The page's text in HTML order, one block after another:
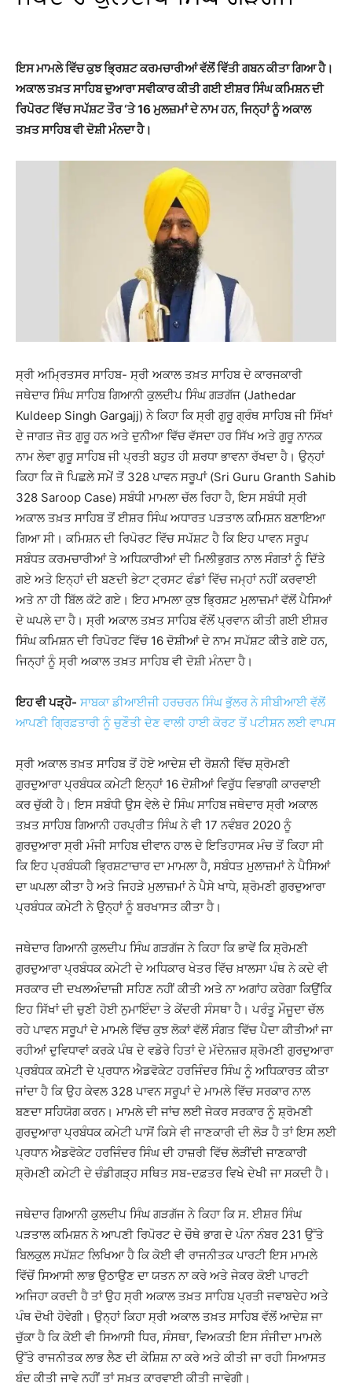
ਇਸ ਮਾਮਲੇ ਵਿੱਚ ਕੁਝ ਭ੍ਰਿਸ਼ਟ ਕਰਮਚਾਰੀਆਂ ਵੱਲੋਂ ਵਿੱਤੀ ਗਬਨ ਕੀਤਾ ਗਿਆ ਹੈ।
ਅਕਾਲ ਤਖ਼ਤ ਸਾਹਿਬ ਦੁਆਰਾ ਸਵੀਕਾਰ ਕੀਤੀ ਗਈ ਈਸ਼ਰ ਸਿੰਘ ਕਮਿਸ਼ਨ ਦੀ
ਰਿਪੋਰਟ ਵਿੱਚ ਸਪੱਸ਼ਟ ਤੌਰ ‘ਤੇ 16 ਮੁਲਜ਼ਮਾਂ ਦੇ ਨਾਮ ਹਨ, ਜਿਨ੍ਹਾਂ ਨੂੰ ਅਕਾਲ
ਤਖ਼ਤ ਸਾਹਿਬ ਵੀ ਦੋਸ਼ੀ ਮੰਨਦਾ ਹੈ।
ਸ੍ਰੀ ਅਮ੍ਰਿਤਸਰ ਸਾਹਿਬ- ਸ੍ਰੀ ਅਕਾਲ ਤਖ਼ਤ ਸਾਹਿਬ ਦੇ ਕਾਰਜਕਾਰੀ
ਜਥੇਦਾਰ ਸਿੰਘ ਸਾਹਿਬ ਗਿਆਨੀ ਕੁਲਦੀਪ ਸਿੰਘ ਗੜਗੱਜ (Jathedar
Kuldeep Singh Gargajj) ਨੇ ਕਿਹਾ ਕਿ ਸ੍ਰੀ ਗੁਰੂ ਗ੍ਰੰਥ ਸਾਹਿਬ ਜੀ ਸਿੱਖਾਂ
ਦੇ ਜਾਗਤ ਜੋਤ ਗੁਰੂ ਹਨ ਅਤੇ ਦੁਨੀਆ ਵਿੱਚ ਵੱਸਦਾ ਹਰ ਸਿੱਖ ਅਤੇ ਗੁਰੂ ਨਾਨਕ
ਨਾਮ ਲੇਵਾ ਗੁਰੂ ਸਾਹਿਬ ਜੀ ਪ੍ਰਤੀ ਬਹੁਤ ਹੀ ਸ਼ਰਧਾ ਭਾਵਨਾ ਰੱਖਦਾ ਹੈ। ਉਨ੍ਹਾਂ
ਕਿਹਾ ਕਿ ਜੋ ਪਿਛਲੇ ਸਮੇਂ ਤੋਂ 328 ਪਾਵਨ ਸਰੂਪਾਂ (Sri Guru Granth Sahib
328 Saroop Case) ਸਬੰਧੀ ਮਾਮਲਾ ਚੱਲ ਰਿਹਾ ਹੈ, ਇਸ ਸਬੰਧੀ ਸ੍ਰੀ
ਅਕਾਲ ਤਖ਼ਤ ਸਾਹਿਬ ਤੋਂ ਈਸ਼ਰ ਸਿੰਘ ਅਧਾਰਤ ਪੜਤਾਲ ਕਮਿਸ਼ਨ ਬਣਾਇਆ
ਗਿਆ ਸੀ। ਕਮਿਸ਼ਨ ਦੀ ਰਿਪੋਰਟ ਵਿੱਚ ਸਪੱਸ਼ਟ ਹੈ ਕਿ ਇਹ ਪਾਵਨ ਸਰੂਪ
ਸਬੰਧਤ ਕਰਮਚਾਰੀਆਂ ਤੇ ਅਧਿਕਾਰੀਆਂ ਦੀ ਮਿਲੀਭੁਗਤ ਨਾਲ ਸੰਗਤਾਂ ਨੂੰ ਦਿੱਤੇ
ਗਏ ਅਤੇ ਇਨ੍ਹਾਂ ਦੀ ਬਣਦੀ ਭੇਟਾ ਟ੍ਰਸਟ ਫੰਡਾਂ ਵਿੱਚ ਜਮ੍ਹਾਂ ਨਹੀਂ ਕਰਵਾਈ
ਅਤੇ ਨਾ ਹੀ ਬਿੱਲ ਕੱਟੇ ਗਏ। ਇਹ ਮਾਮਲਾ ਕੁਝ ਭ੍ਰਿਸ਼ਟ ਮੁਲਾਜ਼ਮਾਂ ਵੱਲੋਂ ਪੈਸਿਆਂ
ਦੇ ਘਪਲੇ ਦਾ ਹੈ। ਸ੍ਰੀ ਅਕਾਲ ਤਖ਼ਤ ਸਾਹਿਬ ਵੱਲੋਂ ਪ੍ਰਵਾਨ ਕੀਤੀ ਗਈ ਈਸ਼ਰ
ਸਿੰਘ ਕਮਿਸ਼ਨ ਦੀ ਰਿਪੋਰਟ ਵਿੱਚ 16 ਦੋਸ਼ੀਆਂ ਦੇ ਨਾਮ ਸਪੱਸ਼ਟ ਕੀਤੇ ਗਏ ਹਨ,
ਜਿਨ੍ਹਾਂ ਨੂੰ ਸ੍ਰੀ ਅਕਾਲ ਤਖ਼ਤ ਸਾਹਿਬ ਵੀ ਦੋਸ਼ੀ ਮੰਨਦਾ ਹੈ।
ਇਹ ਵੀ ਪੜ੍ਹੋ- ਸਾਬਕਾ ਡੀਆਈਜੀ ਹਰਚਰਨ ਸਿੰਘ ਭੁੱਲਰ ਨੇ ਸੀਬੀਆਈ ਵੱਲੋਂ
ਆਪਣੀ ਗ੍ਰਿਫ਼ਤਾਰੀ ਨੂੰ ਚੁਣੌਤੀ ਦੇਣ ਵਾਲੀ ਹਾਈ ਕੋਰਟ ਤੋਂ ਪਟੀਸ਼ਨ ਲਈ ਵਾਪਸ
ਸ੍ਰੀ ਅਕਾਲ ਤਖ਼ਤ ਸਾਹਿਬ ਤੋਂ ਹੋਏ ਆਦੇਸ਼ ਦੀ ਰੋਸ਼ਨੀ ਵਿੱਚ ਸ਼੍ਰੋਮਣੀ
ਗੁਰਦੁਆਰਾ ਪ੍ਰਬੰਧਕ ਕਮੇਟੀ ਇਨ੍ਹਾਂ 16 ਦੋਸ਼ੀਆਂ ਵਿਰੁੱਧ ਵਿਭਾਗੀ ਕਾਰਵਾਈ
ਕਰ ਚੁੱਕੀ ਹੈ। ਇਸ ਸਬੰਧੀ ਉਸ ਵੇਲੇ ਦੇ ਸਿੰਘ ਸਾਹਿਬ ਜਥੇਦਾਰ ਸ੍ਰੀ ਅਕਾਲ
ਤਖ਼ਤ ਸਾਹਿਬ ਗਿਆਨੀ ਹਰਪ੍ਰੀਤ ਸਿੰਘ ਨੇ ਵੀ 17 ਨਵੰਬਰ 2020 ਨੂੰ
ਗੁਰਦੁਆਰਾ ਸ੍ਰੀ ਮੰਜੀ ਸਾਹਿਬ ਦੀਵਾਨ ਹਾਲ ਦੇ ਇਤਿਹਾਸਕ ਮੰਚ ਤੋਂ ਕਿਹਾ ਸੀ
ਕਿ ਇਹ ਪ੍ਰਬੰਧਕੀ ਭ੍ਰਿਸ਼ਟਾਚਾਰ ਦਾ ਮਾਮਲਾ ਹੈ, ਸਬੰਧਤ ਮੁਲਾਜ਼ਮਾਂ ਨੇ ਪੈਸਿਆਂ
ਦਾ ਘਪਲਾ ਕੀਤਾ ਹੈ ਅਤੇ ਜਿਹੜੇ ਮੁਲਾਜ਼ਮਾਂ ਨੇ ਪੈਸੇ ਖਾਧੇ, ਸ਼੍ਰੋਮਣੀ ਗੁਰਦੁਆਰਾ
ਪ੍ਰਬੰਧਕ ਕਮੇਟੀ ਨੇ ਉਨ੍ਹਾਂ ਨੂੰ ਬਰਖਾਸਤ ਕੀਤਾ ਹੈ।
ਜਥੇਦਾਰ ਗਿਆਨੀ ਕੁਲਦੀਪ ਸਿੰਘ ਗੜਗੱਜ ਨੇ ਕਿਹਾ ਕਿ ਭਾਵੇਂ ਕਿ ਸ਼੍ਰੋਮਣੀ
ਗੁਰਦੁਆਰਾ ਪ੍ਰਬੰਧਕ ਕਮੇਟੀ ਦੇ ਅਧਿਕਾਰ ਖੇਤਰ ਵਿੱਚ ਖ਼ਾਲਸਾ ਪੰਥ ਨੇ ਕਦੇ ਵੀ
ਸਰਕਾਰ ਦੀ ਦਖਲਅੰਦਾਜ਼ੀ ਸਹਿਣ ਨਹੀਂ ਕੀਤੀ ਅਤੇ ਨਾ ਅਗਾਂਹ ਕਰੇਗਾ ਕਿਉਂਕਿ
ਇਹ ਸਿੱਖਾਂ ਦੀ ਚੁਣੀ ਹੋਈ ਨੁਮਾਇੰਦਾ ਤੇ ਕੇਂਦਰੀ ਸੰਸਥਾ ਹੈ। ਪਰੰਤੂ ਮੌਜੂਦਾ ਚੱਲ
ਰਹੇ ਪਾਵਨ ਸਰੂਪਾਂ ਦੇ ਮਾਮਲੇ ਵਿੱਚ ਕੁਝ ਲੋਕਾਂ ਵੱਲੋਂ ਸੰਗਤ ਵਿੱਚ ਪੈਦਾ ਕੀਤੀਆਂ ਜਾ
ਰਹੀਆਂ ਦੁਵਿਧਾਵਾਂ ਕਰਕੇ ਪੰਥ ਦੇ ਵਡੇਰੇ ਹਿਤਾਂ ਦੇ ਮੱਦੇਨਜ਼ਰ ਸ਼੍ਰੋਮਣੀ ਗੁਰਦੁਆਰਾ
ਪ੍ਰਬੰਧਕ ਕਮੇਟੀ ਦੇ ਪ੍ਰਧਾਨ ਐਡਵੋਕੇਟ ਹਰਜਿੰਦਰ ਸਿੰਘ ਨੂੰ ਅਧਿਕਾਰਤ ਕੀਤਾ
ਜਾਂਦਾ ਹੈ ਕਿ ਉਹ ਕੇਵਲ 328 ਪਾਵਨ ਸਰੂਪਾਂ ਦੇ ਮਾਮਲੇ ਵਿੱਚ ਸਰਕਾਰ ਨਾਲ
ਬਣਦਾ ਸਹਿਯੋਗ ਕਰਨ। ਮਾਮਲੇ ਦੀ ਜਾਂਚ ਲਈ ਜੇਕਰ ਸਰਕਾਰ ਨੂੰ ਸ਼੍ਰੋਮਣੀ
ਗੁਰਦੁਆਰਾ ਪ੍ਰਬੰਧਕ ਕਮੇਟੀ ਪਾਸੋਂ ਕਿਸੇ ਵੀ ਜਾਣਕਾਰੀ ਦੀ ਲੋੜ ਹੈ ਤਾਂ ਇਸ ਲਈ
ਪ੍ਰਧਾਨ ਐਡਵੋਕੇਟ ਹਰਜਿੰਦਰ ਸਿੰਘ ਦੀ ਹਾਜ਼ਰੀ ਵਿੱਚ ਲੋੜੀਂਦੀ ਜਾਣਕਾਰੀ
ਸ਼੍ਰੋਮਣੀ ਕਮੇਟੀ ਦੇ ਚੰਡੀਗੜ੍ਹ ਸਥਿਤ ਸਬ-ਦਫ਼ਤਰ ਵਿਖੇ ਦੇਖੀ ਜਾ ਸਕਦੀ ਹੈ।
ਜਥੇਦਾਰ ਗਿਆਨੀ ਕੁਲਦੀਪ ਸਿੰਘ ਗੜਗੱਜ ਨੇ ਕਿਹਾ ਕਿ ਸ. ਈਸ਼ਰ ਸਿੰਘ
ਪੜਤਾਲ ਕਮਿਸ਼ਨ ਨੇ ਆਪਣੀ ਰਿਪੋਰਟ ਦੇ ਚੌਥੇ ਭਾਗ ਦੇ ਪੰਨਾ ਨੰਬਰ 231 ਉੱਤੇ
ਬਿਲਕੁਲ ਸਪੱਸ਼ਟ ਲਿਖਿਆ ਹੈ ਕਿ ਕੋਈ ਵੀ ਰਾਜਨੀਤਕ ਪਾਰਟੀ ਇਸ ਮਾਮਲੇ
ਵਿੱਚੋਂ ਸਿਆਸੀ ਲਾਭ ਉਠਾਉਣ ਦਾ ਯਤਨ ਨਾ ਕਰੇ ਅਤੇ ਜੇਕਰ ਕੋਈ ਪਾਰਟੀ
ਅਜਿਹਾ ਕਰਦੀ ਹੈ ਤਾਂ ਉਹ ਸ੍ਰੀ ਅਕਾਲ ਤਖ਼ਤ ਸਾਹਿਬ ਪ੍ਰਤੀ ਜਵਾਬਦੇਹ ਅਤੇ
ਪੰਥ ਦੋਖੀ ਹੋਵੇਗੀ। ਉਨ੍ਹਾਂ ਕਿਹਾ ਸ੍ਰੀ ਅਕਾਲ ਤਖ਼ਤ ਸਾਹਿਬ ਵੱਲੋਂ ਆਦੇਸ਼ ਜਾ
ਚੁੱਕਾ ਹੈ ਕਿ ਕੋਈ ਵੀ ਸਿਆਸੀ ਧਿਰ, ਸੰਸਥਾ, ਵਿਅਕਤੀ ਇਸ ਸੰਜੀਦਾ ਮਾਮਲੇ
ਉੱਤੇ ਰਾਜਨੀਤਕ ਲਾਭ ਲੈਣ ਦੀ ਕੋਸ਼ਿਸ਼ ਨਾ ਕਰੇ ਅਤੇ ਕੀਤੀ ਜਾ ਰਹੀ ਸਿਆਸਤ
ਬੰਦ ਕੀਤੀ ਜਾਵੇ ਨਹੀਂ ਤਾਂ ਸਖ਼ਤ ਕਾਰਵਾਈ ਕੀਤੀ ਜਾਵੇਗੀ।